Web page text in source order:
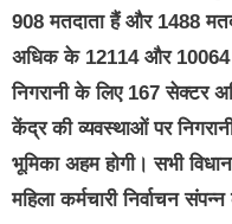
908 मतदाता हैं और 1488
अधिक के 12114 और 10064
निगरानी के लिए 167 सेक्टर
केंद्र की व्यवस्थाओं पर
भूमिका अहम होगी। सभी
महिला कर्मचारी निर्वाचन